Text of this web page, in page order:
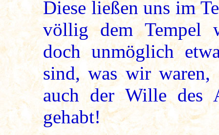
Diese ließen uns im
völlig dem Tempel
doch unmöglich
sind, was wir waren,
auch der Wille des
gehabt!